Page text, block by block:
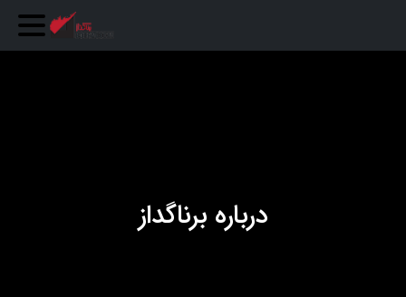
درباره برناگداز